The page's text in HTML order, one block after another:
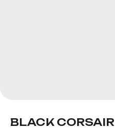
BLACK CORSAIR